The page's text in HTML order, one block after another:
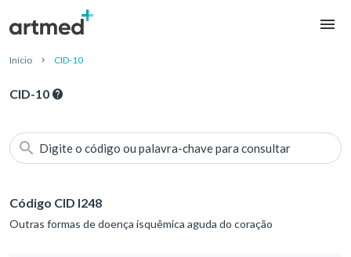
Início CID-10
CID-10
Digite o código ou palavra-chave para consultar
Código CID I248
Outras formas de doença isquêmica aguda do coração